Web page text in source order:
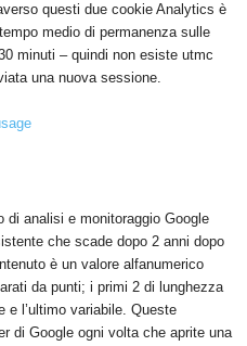
questi due cookie Analytics è
medio di permanenza sulle
minuti – quindi non esiste utmc
una nuova sessione.
di analisi e monitoraggio Google
che scade dopo 2 anni dopo
è un valore alfanumerico
da punti; i primi 2 di lunghezza
l’ultimo variabile. Queste
di Google ogni volta che aprite una